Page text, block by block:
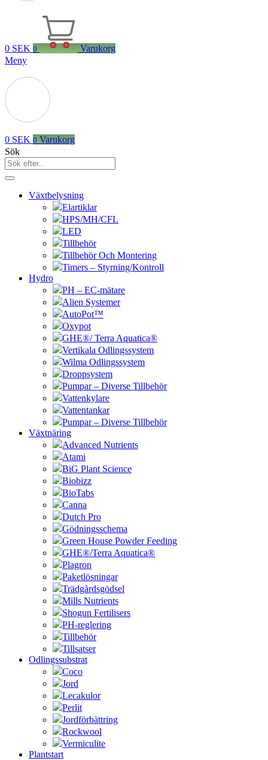
0 SEK 0
Varukorg
Meny
0 SEK 0 Varukorg
Sök
Växtbelysning
Elartiklar
HPS/MH/CFL
LED
Tillbehör
Tillbehör Och Montering
Timers – Styrning/Kontroll
Hydro
PH – EC-mätare
Alien Systemer
AutoPot™
Oxypot
GHE®/ Terra Aquatica®
Vertikala Odlingssystem
Wilma Odlingssystem
Droppsystem
Pumpar – Diverse Tillbehör
Vattenkylare
Vattentankar
Pumpar – Diverse Tillbehör
Växtnäring
Advanced Nutrients
Atami
BiG Plant Science
Biobizz
BioTabs
Canna
Dutch Pro
Gödningsschema
Green House Powder Feeding
GHE®/Terra Aquatica®
Plagron
Paketlösningar
Trädgårdsgödsel
Mills Nutrients
Shogun Fertilisers
PH-reglering
Tillbehör
Tillsatser
Odlingssubstrat
Coco
Jord
Lecakulor
Perlit
Jordförbättring
Rockwool
Vermiculite
Plantstart